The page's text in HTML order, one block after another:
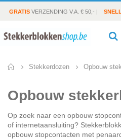
GRATIS VERZENDING V.A. € 50,- |
Stekkerdozen Opbouw
Opbouw
Op zoek naar een opbouw
of internetaansluiting?
opbouw stopcontacten met